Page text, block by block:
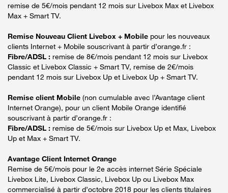
remise de 5€/mois pendant 12 mois sur Livebox Max et Livebox
Max + Smart TV.
Remise Nouveau Client Livebox + Mobile pour les nouveaux
clients Internet + Mobile souscrivant à partir d’orange.fr :
Fibre/ADSL : remise de 8€/mois pendant 12 mois sur Livebox
Classic et Livebox Classic + Smart TV, remise de 2€/mois
pendant 12 mois sur Livebox Up et Livebox Up + Smart TV.
Remise client Mobile (non cumulable avec l’Avantage client
Internet Orange), pour un client Mobile Orange identifié
souscrivant à partir d’orange.fr :
Fibre/ADSL : remise de 5€/mois sur Livebox Up et Max, Livebox
Up et Max + Smart TV.
Avantage Client Internet Orange
Remise de 5€/mois pour le 2e accès internet Série Spéciale
Livebox Lite, Livebox Classic, Livebox Up ou Livebox Max
commercialisé à partir d’octobre 2018 pour les clients titulaires